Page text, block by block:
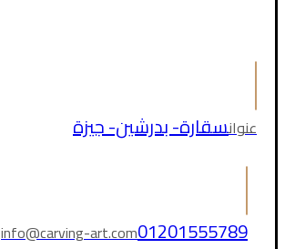
عنوانسقارة- بدرشين- جيزة
info@carving-art.com01201555789